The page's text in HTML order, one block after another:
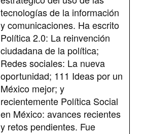
tecnologías de la información
y comunicaciones. Ha escrito
Política 2.0: La reinvención
ciudadana de la política;
Redes sociales: La nueva
oportunidad; 111 Ideas por un
México mejor; y
recientemente Política Social
en México: avances recientes
y retos pendientes. Fue